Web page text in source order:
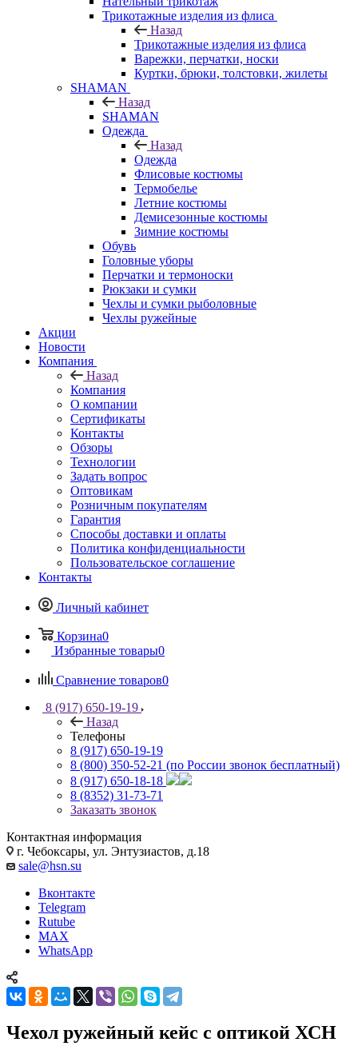
Трикотажные изделия из флиса
Назад
Трикотажные изделия из флиса
Варежки, перчатки, носки
Куртки, брюки, толстовки, жилеты
SHAMAN
Назад
SHAMAN
Одежда
Назад
Одежда
Флисовые костюмы
Термобелье
Летние костюмы
Демисезонные костюмы
Зимние костюмы
Обувь
Головные уборы
Перчатки и термоноски
Рюкзаки и сумки
Чехлы и сумки рыболовные
Чехлы ружейные
Акции
Новости
Компания
Назад
Компания
О компании
Сертификаты
Контакты
Обзоры
Технологии
Задать вопрос
Оптовикам
Розничным покупателям
Гарантия
Способы доставки и оплаты
Политика конфиденциальности
Пользовательское соглашение
Контакты
Личный кабинет
Корзина0
Избранные товары0
Сравнение товаров0
8 (917) 650-19-19
Назад
Телефоны
8 (917) 650-19-19
8 (800) 350-52-21 (по России звонок бесплатный)
8 (917) 650-18-18
8 (8352) 31-73-71
Заказать звонок
Контактная информация
г. Чебоксары, ул. Энтузиастов, д.18
sale@hsn.su
Вконтакте
Telegram
Rutube
MAX
WhatsApp
Чехол ружейный кейс с оптикой ХСН